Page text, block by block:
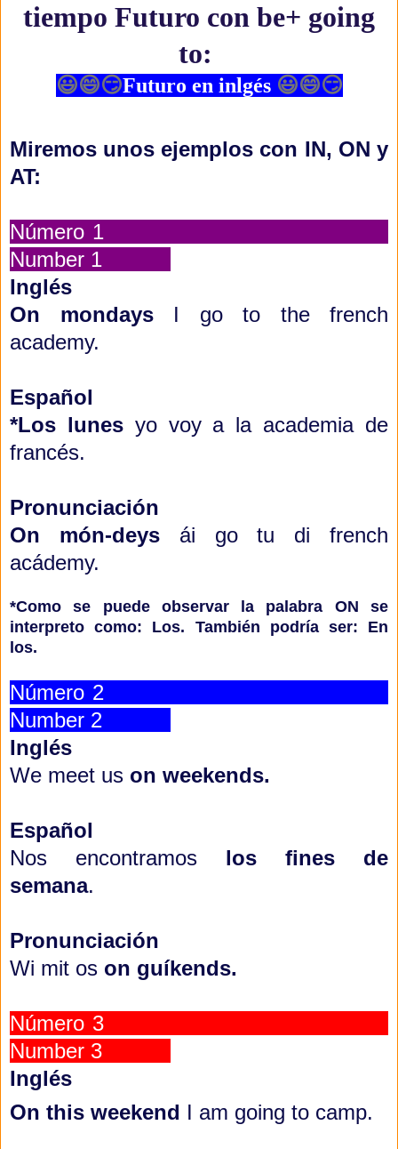
tiempo Futuro con be+ going
to:
😃😄😏Futuro en inlgés 😃😄😏
Miremos unos ejemplos con IN, ON y
AT:
Número 1
Number 1
Inglés
On mondays I go to the french
academy.
Español
*Los lunes yo voy a la academia de
francés.
Pronunciación
On món-deys ái go tu di french
acádemy.
*Como se puede observar la palabra ON se
interpreto como: Los. También podría ser: En
los.
Número 2
Number 2
Inglés
We meet us on weekends.
Español
Nos encontramos los fines de
semana.
Pronunciación
Wi mit os on guíkends.
Número 3
Number 3
Inglés
On this weekend I am going to camp.